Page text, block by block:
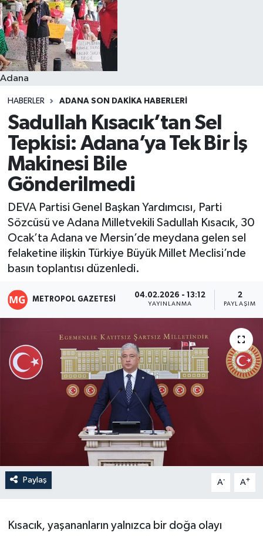
Adana
HABERLER ADANA SON DAKIKA HABERLERI
Sadullah Kısacık’tan Sel
Tepkisi: Adana’ya Tek Bir İş
Makinesi Bile
Gönderilmedi
DEVA Partisi Genel Başkan Yardımcısı, Parti
Sözcüsü ve Adana Milletvekili Sadullah Kısacık, 30
Ocak’ta Adana ve Mersin’de meydana gelen sel
felaketine ilişkin Türkiye Büyük Millet Meclisi’nde
basın toplantısı düzenledi.
METROPOL GAZETESI 04.02.2026 - 13:12
YAYINLANMA
2
PAYLAŞIM
Paylaş A- A+
Kısacık, yaşananların yalnızca bir doğa olayı
Resmi İlanlar